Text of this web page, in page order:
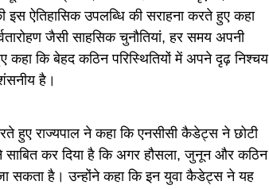
ऐतिहासिक उपलब्धि की सराहना करते हुए कहा
जैसी साहसिक चुनौतियां, हर समय अपनी
कहा कि बेहद कठिन परिस्थितियों में अपने दृढ़ निश्चय
है।
हुए राज्यपाल ने कहा कि एनसीसी कैडेट्स ने छोटी
कर दिया है कि अगर हौसला, जुनून और कठिन
जा सकता है। उन्होंने कहा कि इन युवा कैडेट्स ने यह